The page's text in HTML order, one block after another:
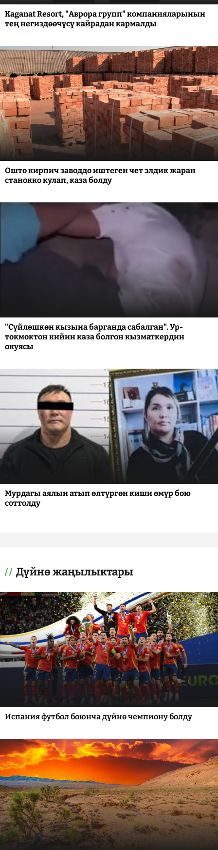
Kaganat Resort, "Аврора групп" компанияларынын
тең негиздөөчүсү кайрадан кармалды
Ошто кирпич заводдо иштеген чет элдик жаран
станокко кулап, каза болду
"Сүйлөшкөн кызына барганда сабалган". Ур-
токмоктон кийин каза болгон кызматкердин
окуясы
Мурдагы аялын атып өлтүргөн киши өмүр бою
соттолду
Дүйнө жаңылыктары
Испания футбол боюнча дүйнө чемпиону болду